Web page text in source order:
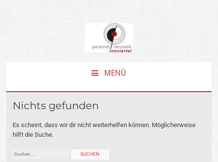
MENÜ
INHALT
SPRINGEN
Nichts gefunden
Es scheint, dass wir dir nicht weiterhelfen können. Möglicherweise
hilft die Suche.
Suchen